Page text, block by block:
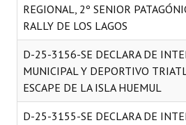
REGIONAL, 2º SENIOR
RALLY DE LOS LAGOS
D-25-3156-SE DECLARA DE
MUNICIPAL Y DEPORTIVO
ESCAPE DE LA ISLA HUEMUL
D-25-3155-SE DECLARA DE